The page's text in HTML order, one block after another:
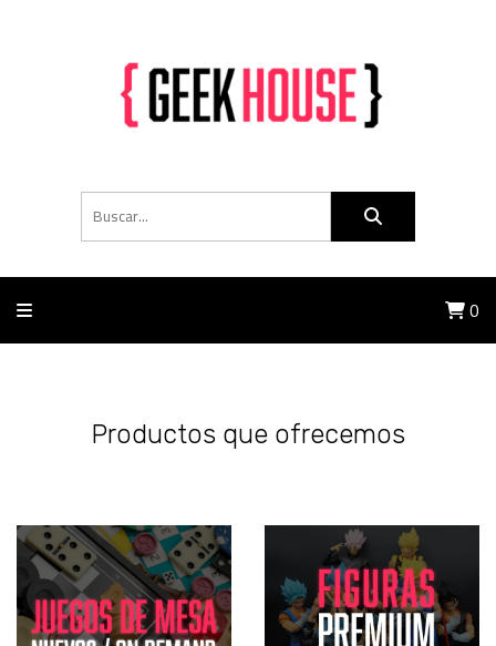
0
Productos que ofrecemos